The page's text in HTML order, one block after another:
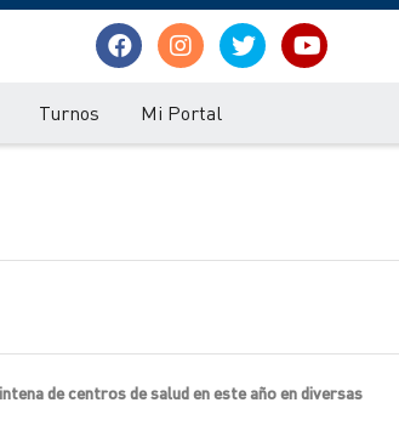
Turnos Mi Portal
de centros de salud en este año en diversas